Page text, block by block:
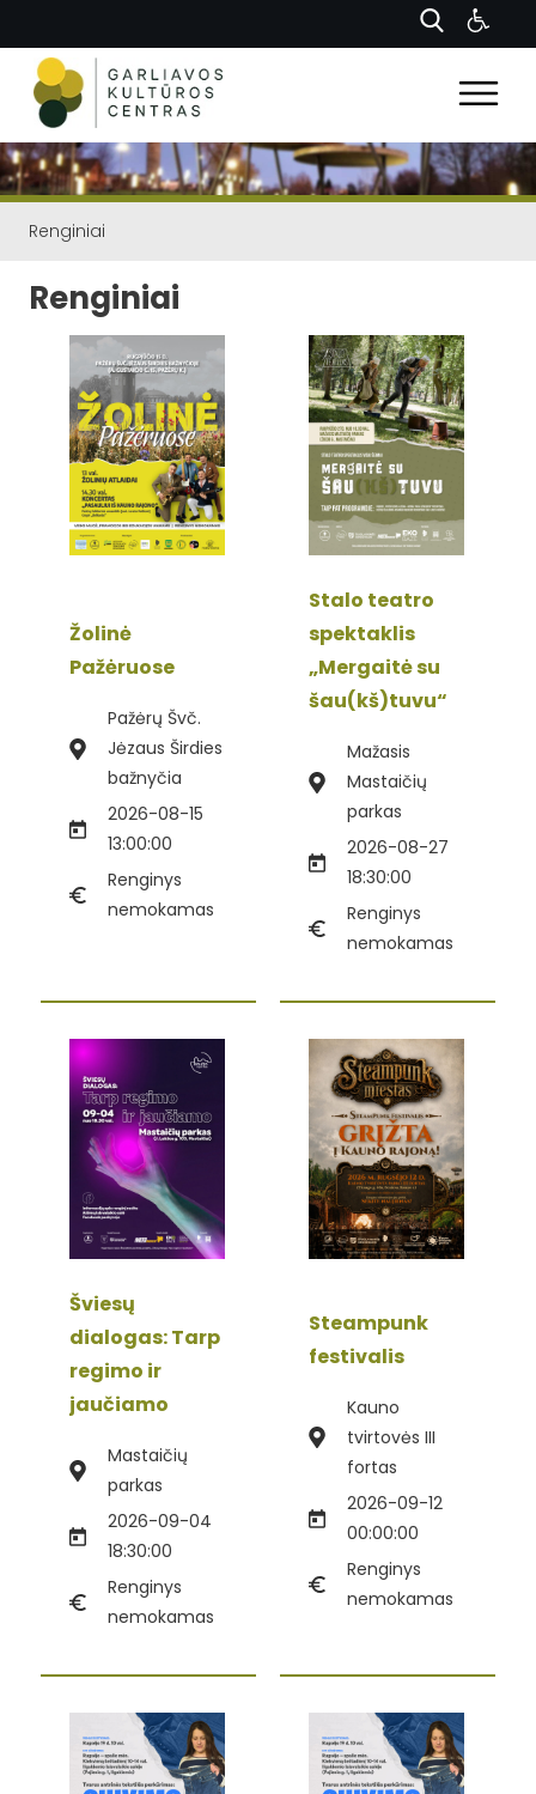
Renginiai
Renginiai
Žolinė
Pažėruose
Pažėrų Švč.
Jėzaus Širdies
bažnyčia
2026-08-15
13:00:00
Renginys
nemokamas
Stalo teatro
spektaklis
„Mergaitė su
šau(kš)tuvu“
Mažasis
Mastaičių
parkas
2026-08-27
18:30:00
Renginys
nemokamas
Šviesų
dialogas: Tarp
regimo ir
jaučiamo
Mastaičių
parkas
2026-09-04
18:30:00
Renginys
nemokamas
Steampunk
festivalis
Kauno
tvirtovės III
fortas
2026-09-12
00:00:00
Renginys
nemokamas